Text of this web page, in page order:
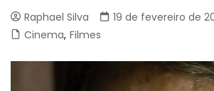
Raphael Silva
19 de fevereiro de
Cinema, Filmes